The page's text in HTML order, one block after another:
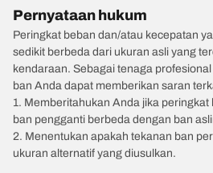
Pernyataan hukum
Peringkat beban dan/atau kecepatan
sedikit berbeda dari ukuran asli yang
kendaraan. Sebagai tenaga
ban Anda dapat memberikan saran
1. Memberitahukan Anda jika
ban pengganti berbeda dengan ban
2. Menentukan apakah tekanan ban
ukuran alternatif yang diusulkan.